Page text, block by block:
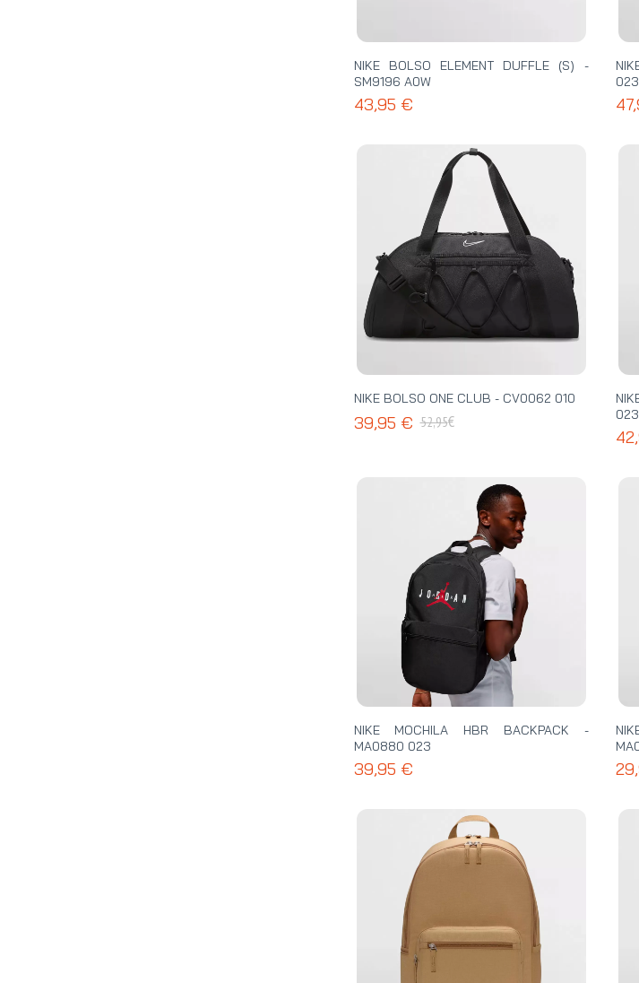
NIKE BOLSO ELEMENT DUFFLE (S) -
SM9196 A0W
43,95 €
023
NIKE BOLSO ONE CLUB - CV0062 010
39,95 € 52,95€
023
NIKE MOCHILA HBR BACKPACK -
MA0880 023
39,95 €